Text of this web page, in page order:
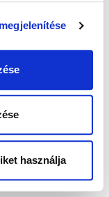
használja